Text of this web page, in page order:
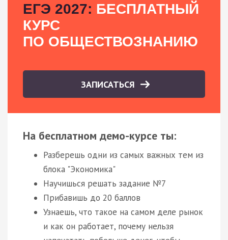
ЕГЭ 2027: БЕСПЛАТНЫЙ
КУРС
ПО ОБЩЕСТВОЗНАНИЮ
ЗАПИСАТЬСЯ
На бесплатном демо-курсе ты:
Разберешь одни из самых важных тем из
блока "Экономика"
Научишься решать задание №7
Прибавишь до 20 баллов
Узнаешь, что такое на самом деле рынок
и как он работает, почему нельзя